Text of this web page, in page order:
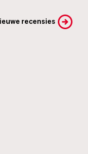
recensies